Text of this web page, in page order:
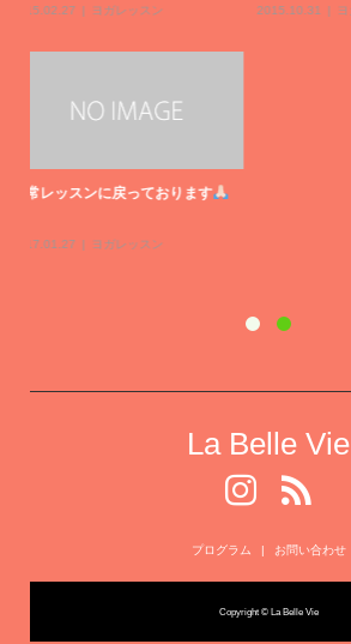
La Belle Vie
プログラム お問い合わせ
Copyright © La Belle Vie